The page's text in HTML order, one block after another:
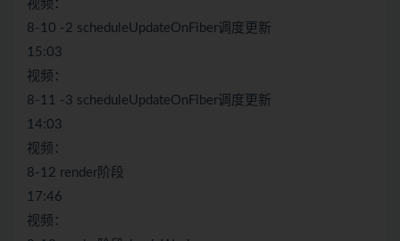
视频：
8-10 -2 scheduleUpdateOnFiber调度更新
15:03
视频：
8-11 -3 scheduleUpdateOnFiber调度更新
14:03
视频：
8-12 render阶段
17:46
视频：